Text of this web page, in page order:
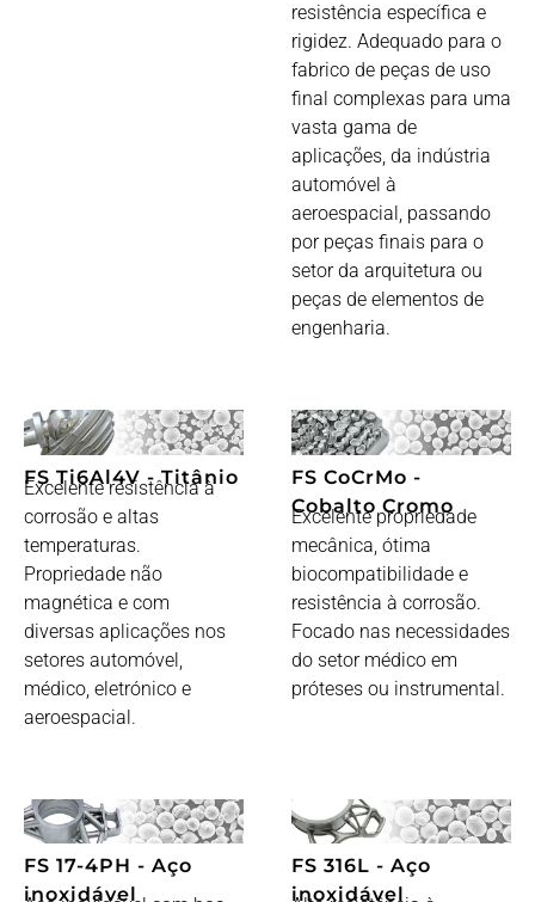
resistência específica e
rigidez. Adequado para o
fabrico de peças de uso
final complexas para uma
vasta gama de
aplicações, da indústria
automóvel à
aeroespacial, passando
por peças finais para o
setor da arquitetura ou
peças de elementos de
engenharia.
FS Ti6Al4V - Titânio
Excelente resistência à
corrosão e altas
temperaturas.
Propriedade não
magnética e com
diversas aplicações nos
setores automóvel,
médico, eletrónico e
aeroespacial.
FS CoCrMo -
Cobalto Cromo
Excelente propriedade
mecânica, ótima
biocompatibilidade e
resistência à corrosão.
Focado nas necessidades
do setor médico em
próteses ou instrumental.
FS 17-4PH - Aço
inoxidável
FS 316L - Aço
inoxidável